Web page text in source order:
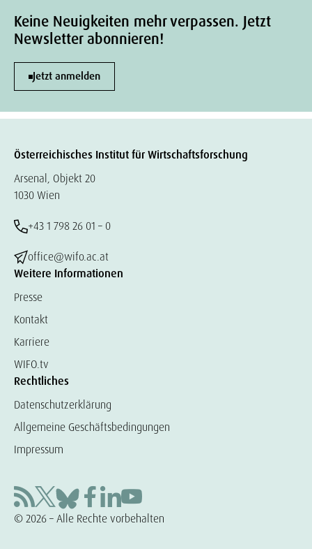
Keine Neuigkeiten mehr verpassen. Jetzt
Newsletter abonnieren!
Jetzt anmelden
Österreichisches Institut für Wirtschaftsforschung
Arsenal, Objekt 20
1030 Wien
+43 1 798 26 01 – 0
office@wifo.ac.at
Weitere Informationen
Presse
Kontakt
Karriere
WIFO.tv
Rechtliches
Datenschutzerklärung
Allgemeine Geschäftsbedingungen
Impressum
© 2026 – Alle Rechte vorbehalten